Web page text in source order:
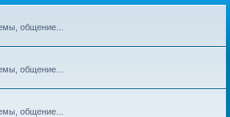
общение...
общение...
общение...